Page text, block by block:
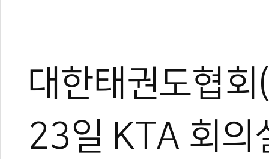
대한태권도협
23일 KTA 회의